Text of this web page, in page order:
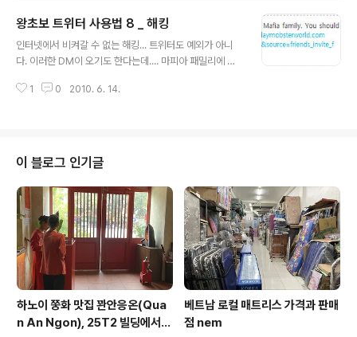
은 못하니까ㅠ 사실 트위터 자체 위젯이 있다는 것은 알게
된지 좀 되었는데, 내 블로그에서 사이드바 설정을 하면 왼
쪽으로 딱 붙길래 보기에 안좋아서 달지 않고 있었는데, 가
자 트위터 홈페이지 가장 밑의 'Goodies'를 눌러보자. (혹
왕초보 트위터 사용법 8 _ 해킹
인터넷에서 비켜갈 수 없는 해킹... 트위터도 예외가 아니
다. 이러한 DM이 오기도 한다는데.... 마피아 패밀리에 초
ow 버튼이 뜬다고 한다. 여기를 누르면 여러가지 상황이
76821 대응방법은 비밀번호를 바꾸는 수밖에... 그러면
연동된 외부 어플리케이션은 모두 연동을 끊었다가 다시해
야한다. 2. 계정연결을 허가해 달라는 창.. allow 를 누르면
대참사가. 내 계정을 이용해 스팸을? 거절(deny)을 눌러
야한다. 대놓고 당신의 계좌와 ..
1 0 2010. 6. 14.
이 블로그 인기글
하노이 쭝화 맛집 꽌안응온(Qua
n An Ngon), 25T2 빌딩에서
베트남 로컬 매트리스 가격과 판매
점 nem